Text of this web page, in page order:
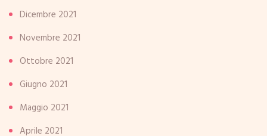
Dicembre 2021
Novembre 2021
Ottobre 2021
Giugno 2021
Maggio 2021
Aprile 2021